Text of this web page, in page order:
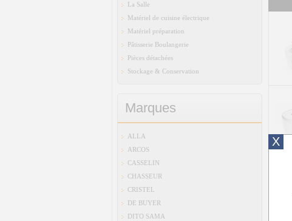
La Salle
Matériel de cuisine électrique
Matériel préparation
Pâtisserie Boulangerie
Pièces détachées
Stockage & Conservation
Marques
ALLA
ARCOS
CASSELIN
CHASSEUR
CRISTEL
DE BUYER
DITO SAMA
X